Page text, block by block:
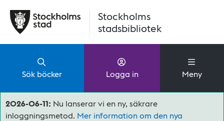
Stockholms
stadsbibliotek
Sök böcker Logga in Meny
2026-06-11: Nu lanserar vi en ny, säkrare
inloggningsmetod. Mer information om den nya